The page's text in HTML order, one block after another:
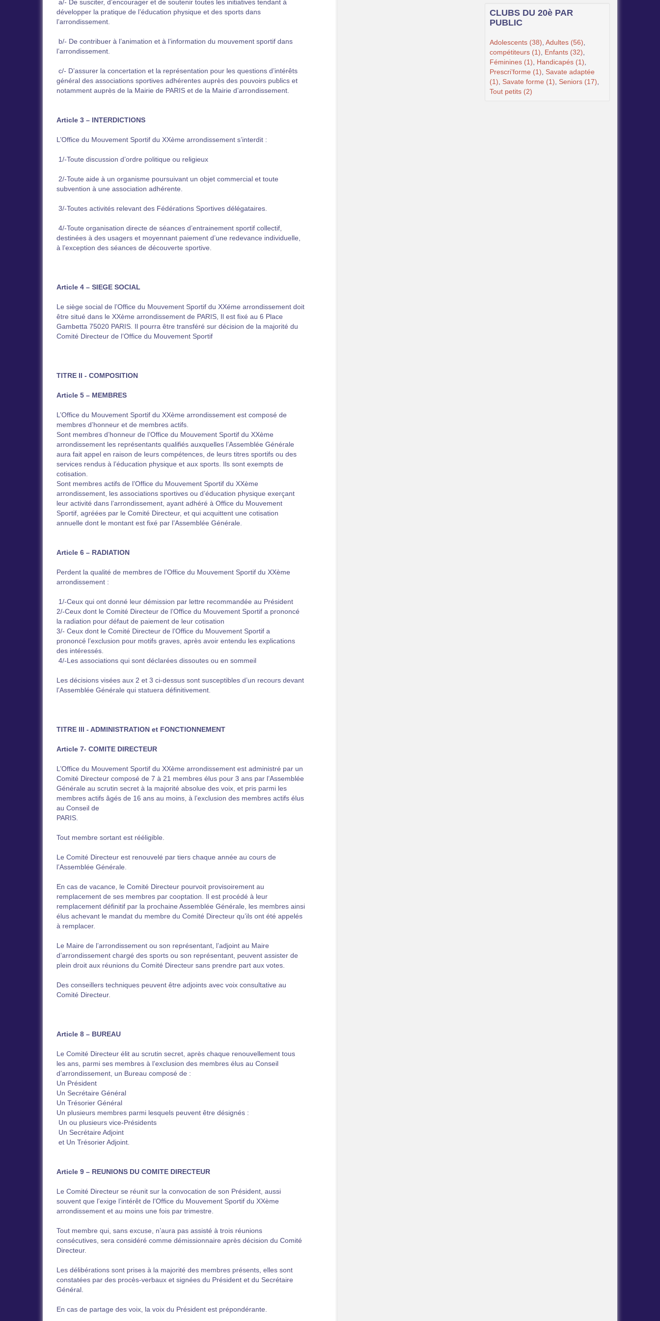
a/- De susciter, d’encourager et de soutenir toutes les initiatives tendant à
développer la pratique de l’éducation physique et des sports dans
l’arrondissement.
b/- De contribuer à l’animation et à l’information du mouvement sportif dans
l’arrondissement.
c/- D’assurer la concertation et la représentation pour les questions d’intérêts
général des associations sportives adhérentes auprès des pouvoirs publics et
notamment auprès de la Mairie de PARIS et de la Mairie d’arrondissement.
Article 3 – INTERDICTIONS
L’Office du Mouvement Sportif du XXème arrondissement s’interdit :
1/-Toute discussion d’ordre politique ou religieux
2/-Toute aide à un organisme poursuivant un objet commercial et toute
subvention à une association adhérente.
3/-Toutes activités relevant des Fédérations Sportives délégataires.
4/-Toute organisation directe de séances d’entrainement sportif collectif,
destinées à des usagers et moyennant paiement d’une redevance individuelle,
à l’exception des séances de découverte sportive.
Article 4 – SIEGE SOCIAL
Le siège social de l’Office du Mouvement Sportif du XXéme arrondissement doit
être situé dans le XXème arrondissement de PARIS, Il est fixé au 6 Place
Gambetta 75020 PARIS. Il pourra être transféré sur décision de la majorité du
Comité Directeur de l’Office du Mouvement Sportif
TITRE II - COMPOSITION
Article 5 – MEMBRES
L’Office du Mouvement Sportif du XXème arrondissement est composé de
membres d’honneur et de membres actifs.
Sont membres d’honneur de l’Office du Mouvement Sportif du XXème
arrondissement les représentants qualifiés auxquelles l’Assemblée Générale
aura fait appel en raison de leurs compétences, de leurs titres sportifs ou des
services rendus à l’éducation physique et aux sports. Ils sont exempts de
cotisation.
Sont membres actifs de l’Office du Mouvement Sportif du XXème
arrondissement, les associations sportives ou d’éducation physique exerçant
leur activité dans l’arrondissement, ayant adhéré à Office du Mouvement
Sportif, agréées par le Comité Directeur, et qui acquittent une cotisation
annuelle dont le montant est fixé par l’Assemblée Générale.
Article 6 – RADIATION
Perdent la qualité de membres de l’Office du Mouvement Sportif du XXème
arrondissement :
1/-Ceux qui ont donné leur démission par lettre recommandée au Président
2/-Ceux dont le Comité Directeur de l’Office du Mouvement Sportif a prononcé
la radiation pour défaut de paiement de leur cotisation
3/- Ceux dont le Comité Directeur de l’Office du Mouvement Sportif a
prononcé l’exclusion pour motifs graves, après avoir entendu les explications
des intéressés.
4/-Les associations qui sont déclarées dissoutes ou en sommeil
Les décisions visées aux 2 et 3 ci-dessus sont susceptibles d’un recours devant
l’Assemblée Générale qui statuera définitivement.
TITRE III - ADMINISTRATION et FONCTIONNEMENT
Article 7- COMITE DIRECTEUR
L’Office du Mouvement Sportif du XXème arrondissement est administré par un
Comité Directeur composé de 7 à 21 membres élus pour 3 ans par l’Assemblée
Générale au scrutin secret à la majorité absolue des voix, et pris parmi les
membres actifs âgés de 16 ans au moins, à l’exclusion des membres actifs élus
au Conseil de
PARIS.
Tout membre sortant est rééligible.
Le Comité Directeur est renouvelé par tiers chaque année au cours de
l’Assemblée Générale.
En cas de vacance, le Comité Directeur pourvoit provisoirement au
remplacement de ses membres par cooptation. Il est procédé à leur
remplacement définitif par la prochaine Assemblée Générale, les membres ainsi
élus achevant le mandat du membre du Comité Directeur qu’ils ont été appelés
à remplacer.
Le Maire de l’arrondissement ou son représentant, l’adjoint au Maire
d’arrondissement chargé des sports ou son représentant, peuvent assister de
plein droit aux réunions du Comité Directeur sans prendre part aux votes.
Des conseillers techniques peuvent être adjoints avec voix consultative au
Comité Directeur.
Article 8 – BUREAU
Le Comité Directeur élit au scrutin secret, après chaque renouvellement tous
les ans, parmi ses membres à l’exclusion des membres élus au Conseil
d’arrondissement, un Bureau composé de :
Un Président
Un Secrétaire Général
Un Trésorier Général
Un plusieurs membres parmi lesquels peuvent être désignés :
Un ou plusieurs vice-Présidents
Un Secrétaire Adjoint
et Un Trésorier Adjoint.
Article 9 – REUNIONS DU COMITE DIRECTEUR
Le Comité Directeur se réunit sur la convocation de son Président, aussi
souvent que l’exige l’intérêt de l’Office du Mouvement Sportif du XXème
arrondissement et au moins une fois par trimestre.
Tout membre qui, sans excuse, n’aura pas assisté à trois réunions
consécutives, sera considéré comme démissionnaire après décision du Comité
Directeur.
Les délibérations sont prises à la majorité des membres présents, elles sont
constatées par des procès-verbaux et signées du Président et du Secrétaire
Général.
En cas de partage des voix, la voix du Président est prépondérante.
CLUBS DU 20è PAR
PUBLIC
Adolescents (38) Adultes (56)
compétiteurs (1)
Enfants (32)
Féminines (1)
Handicapés (1)
Prescri’forme (1)
Savate adaptée
(1)
Savate forme (1) Seniors (17)
Tout petits (2)